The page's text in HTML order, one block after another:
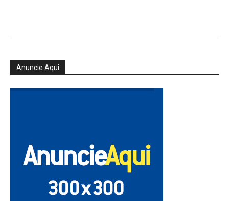
Anuncie Aqui